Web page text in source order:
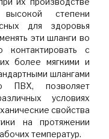
высокой степени
для здоровья
эти шланги во
контактировать с
более мягкими и
шлангами
ПВХ, позволяет
условиях
свойства
на протяжении
температур.